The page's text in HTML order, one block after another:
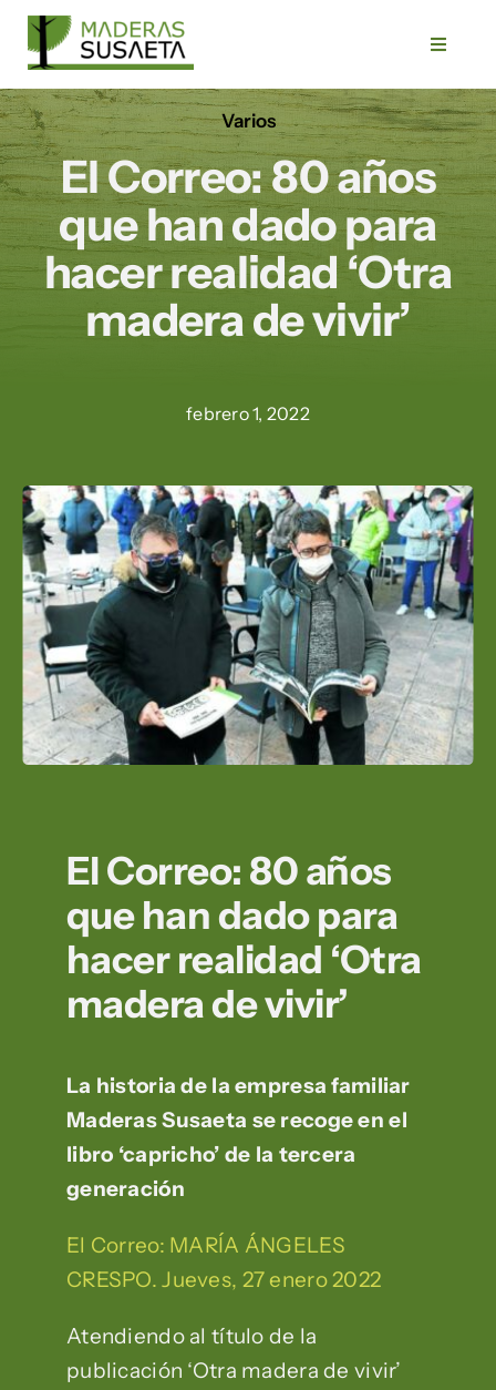
Saltar
contenido
Toggle
Inicio
Empresa
Servicios
Blog
Varios
El Correo: 80 años
que han dado para
hacer realidad ‘Otra
madera de vivir’
febrero 1, 2022
El Correo: 80 años
que han dado para
hacer realidad ‘Otra
madera de vivir’
La historia de la empresa familiar
Maderas Susaeta se recoge en el
libro ‘capricho’ de la tercera
generación
El Correo: MARÍA ÁNGELES
CRESPO. Jueves, 27 enero 2022
Atendiendo al título de la
publicación ‘Otra madera de vivir’